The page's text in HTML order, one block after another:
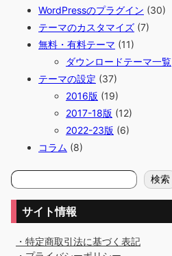
WordPressのプラグイン (30)
テーマのカスタマイズ (7)
無料・有料テーマ (11)
ダウンロードテーマ一覧
テーマの設定 (37)
2016版 (19)
2017-18版 (12)
2022-23版 (6)
コラム (8)
検
索
検索
サイト情報
・特定商取引法に基づく表記